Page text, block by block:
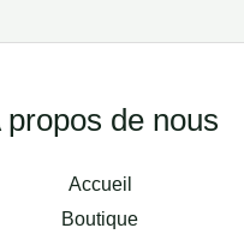
propos de nous
Accueil
Boutique